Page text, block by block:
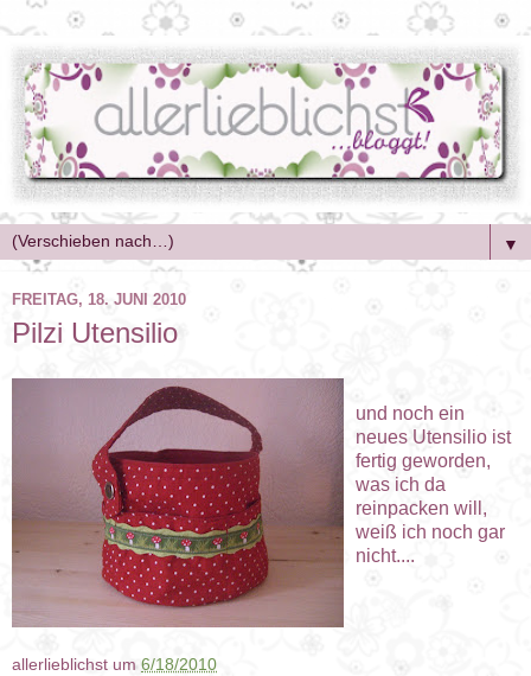
▼
FREITAG, 18. JUNI 2010
Pilzi Utensilio
und noch ein
neues Utensilio ist
fertig geworden,
was ich da
reinpacken will,
weiß ich noch gar
nicht....
allerlieblichst um6/18/2010